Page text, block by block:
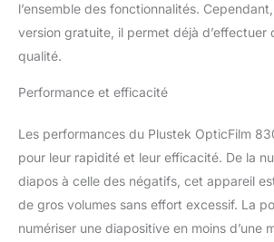
l’ensemble des fonctionnalités.
version gratuite, il permet déjà d’effectuer
qualité.
Performance et efficacité
Les performances du Plustek OpticFilm
pour leur rapidité et leur efficacité. De la
diapos à celle des négatifs, cet appareil
de gros volumes sans effort excessif. La
numériser une diapositive en moins d’une